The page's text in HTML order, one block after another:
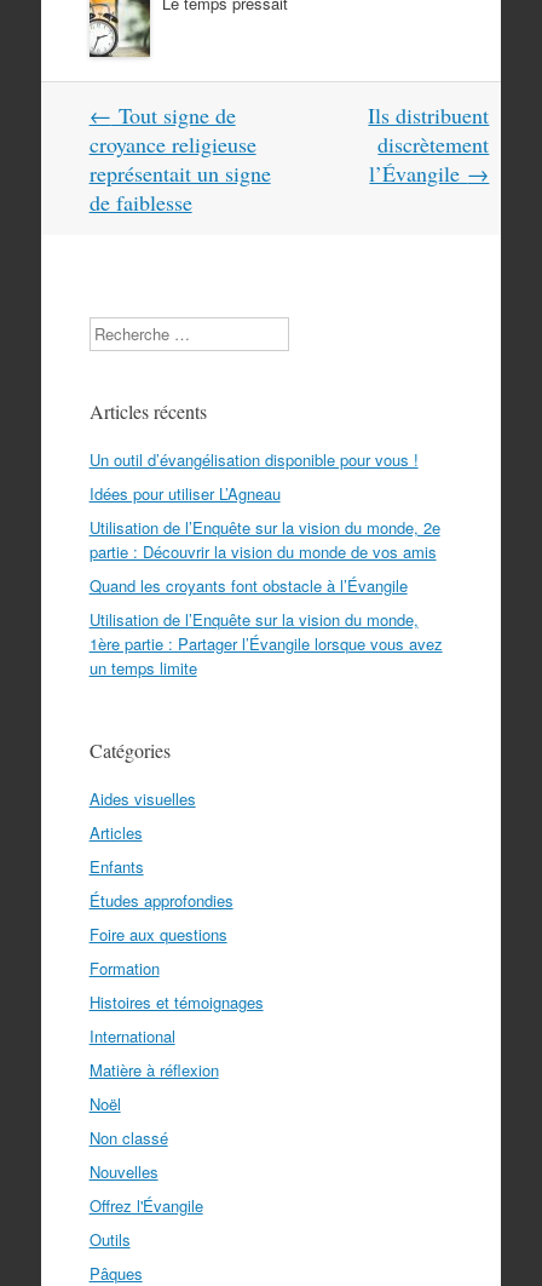
Navigation
dans
les
articles
← Tout signe de
croyance religieuse
représentait un signe
de faiblesse
Ils distribuent
discrètement
l’Évangile →
Search
Articles récents
Un outil d’évangélisation disponible pour vous !
Idées pour utiliser L’Agneau
Utilisation de l’Enquête sur la vision du monde, 2e
partie : Découvrir la vision du monde de vos amis
Quand les croyants font obstacle à l’Évangile
Utilisation de l’Enquête sur la vision du monde,
1ère partie : Partager l’Évangile lorsque vous avez
un temps limite
Catégories
Aides visuelles
Articles
Enfants
Études approfondies
Foire aux questions
Formation
Histoires et témoignages
International
Matière à réflexion
Noël
Non classé
Nouvelles
Offrez l'Évangile
Outils
Pâques